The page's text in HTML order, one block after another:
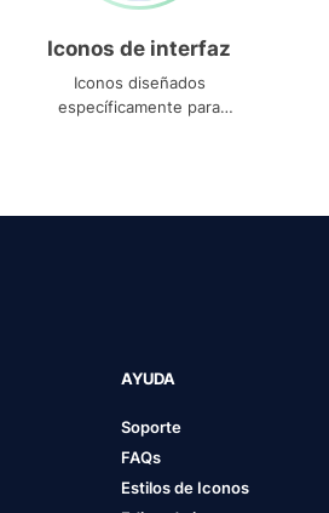
Iconos de interfaz
Iconos diseñados
específicamente para
AYUDA
Soporte
FAQs
Estilos de Iconos